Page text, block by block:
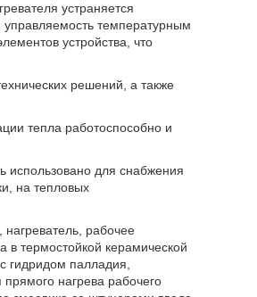
устраняется
температурным
устройства, что
решений, а также
тепла работоспособно и
использовано для снабжения
на тепловых
рабочее
в термостойкой керамической
гидридом палладия,
нагрева рабочего